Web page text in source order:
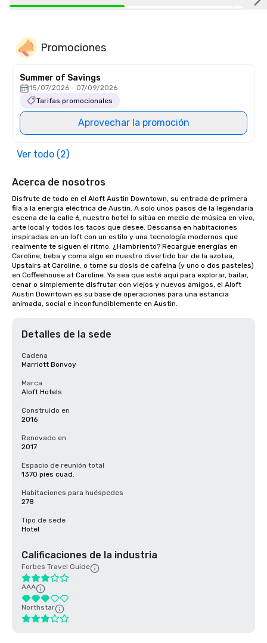
Promociones
Summer of Savings
15/07/2026 - 07/09/2026
Tarifas promocionales
Aprovechar la promoción
Ver todo (2)
Acerca de nosotros
Disfrute de todo en el Aloft Austin Downtown, su entrada de primera
fila a la energía eléctrica de Austin. A solo unos pasos de la legendaria
escena de la calle 6, nuestro hotel lo sitúa en medio de música en vivo,
arte local y todos los tacos que desee. Descansa en habitaciones
inspiradas en un loft con un estilo y una tecnología modernos que
realmente te siguen el ritmo. ¿Hambriento? Recargue energías en
Caroline, beba y coma algo en nuestro divertido bar de la azotea,
Upstairs at Caroline, o tome su dosis de cafeína (y uno o dos pasteles)
en Coffeehouse at Caroline. Ya sea que esté aquí para explorar, bailar,
cenar o simplemente disfrutar con viejos y nuevos amigos, el Aloft
Austin Downtown es su base de operaciones para una estancia
animada, social e inconfundiblemente en Austin.
Detalles de la sede
Cadena
Marriott Bonvoy
Marca
Aloft Hotels
Construido en
2016
Renovado en
2017
Espacio de reunión total
1370 pies cuad.
Habitaciones para huéspedes
278
Tipo de sede
Hotel
Calificaciones de la industria
Forbes Travel Guide
AAA
Northstar